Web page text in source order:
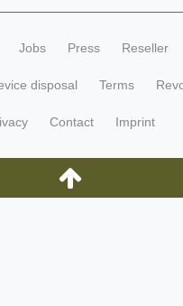
Jobs Press Reseller
disposal Terms
Contact Imprint